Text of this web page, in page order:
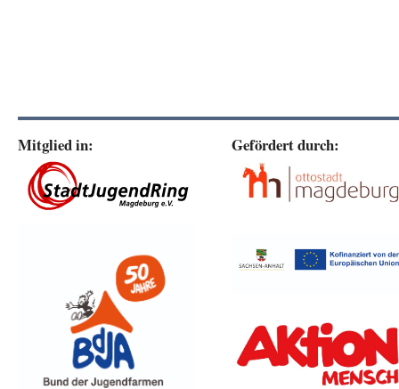
Mitglied in: Gefördert durch: